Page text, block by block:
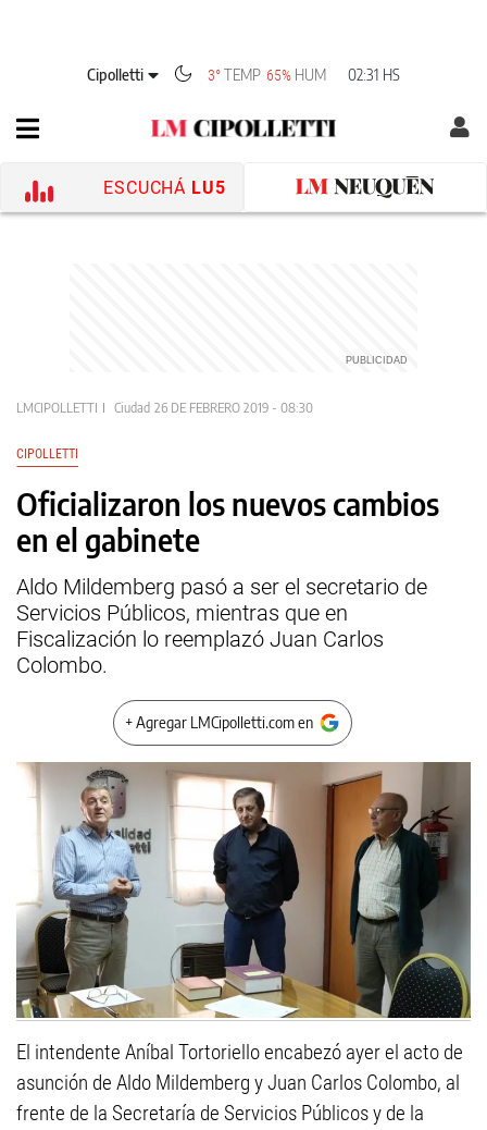
Cipolletti 3°TEMP 65% HUM 02:31 HS
ESCUCHÁ LU5
LMCIPOLLETTI Ciudad 26 DE FEBRERO 2019 - 08:30
CIPOLLETTI
Oficializaron los nuevos cambios
en el gabinete
Aldo Mildemberg pasó a ser el secretario de
Servicios Públicos, mientras que en
Fiscalización lo reemplazó Juan Carlos
Colombo.
+ Agregar LMCipolletti.com en
El intendente Aníbal Tortoriello encabezó ayer el acto de
asunción de Aldo Mildemberg y Juan Carlos Colombo, al
frente de la Secretaría de Servicios Públicos y de la